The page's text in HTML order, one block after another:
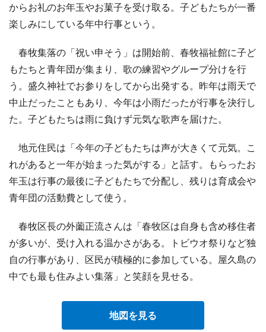
からお礼のお年玉やお菓子を受け取る。子どもたちが一番
楽しみにしている年中行事という。
春牧集落の「祝い申そう」は開始前、春牧福祉館に子ど
もたちと青年団が集まり、歌の練習やグループ分けを行
う。盛久神社でお参りをしてから出発する。昨年は雨天で
中止だったこともあり、今年は小雨だったが行事を決行し
た。子どもたちは雨に負けず元気な歌声を届けた。
地元住民は「今年の子どもたちは声が大きくて元気。こ
れがあると一年が始まった気がする」と話す。もらったお
年玉は行事の最後に子どもたちで分配し、残りは育成会や
青年団の活動費として使う。
春牧区長の外薗正流さんは「春牧区は自身も含め移住者
が多いが、受け入れる温かさがある。トビウオ祭りなど独
自の行事があり、区民が積極的に参加している。屋久島の
中でも最も住みよい集落」と笑顔を見せる。
地図を見る